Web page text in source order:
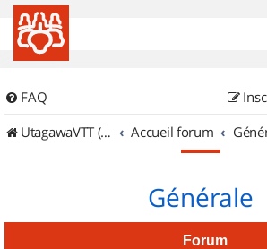
FAQ
UtagawaVTT (Randos VTT et VTTAE avec traces GPS)
Accueil forum
Générale
Forum